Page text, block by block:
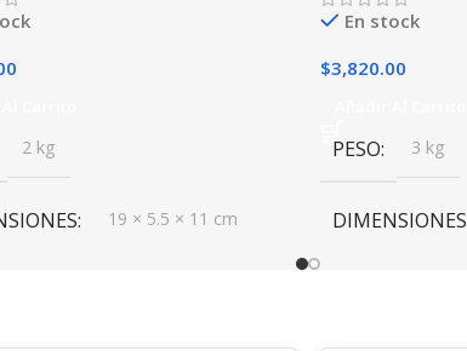
2 kg
19 × 5.5 × 11 cm
En stock
$3,820.00
PESO 3 kg
DIMENSIONES